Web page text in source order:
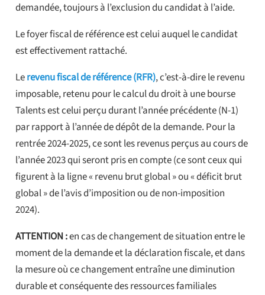
demandée, toujours à l’exclusion du candidat à l’aide.
Le foyer fiscal de référence est celui auquel le candidat
est effectivement rattaché.
Lerevenu fiscal de référence (RFR), c’est-à-dire le revenu
imposable, retenu pour le calcul du droit à une bourse
Talents est celui perçu durant l’année précédente (N-1)
par rapport à l’année de dépôt de la demande. Pour la
rentrée 2024-2025, ce sont les revenus perçus au cours de
l’année 2023 qui seront pris en compte (ce sont ceux qui
figurent à la ligne « revenu brut global » ou « déficit brut
global » de l’avis d’imposition ou de non-imposition
2024).
ATTENTION :en cas de changement de situation entre le
moment de la demande et la déclaration fiscale, et dans
la mesure où ce changement entraîne une diminution
durable et conséquente des ressources familiales